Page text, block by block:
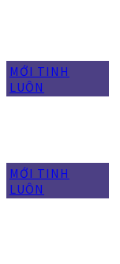
MỚI TINH
LUÔN
MỚI TINH
LUÔN